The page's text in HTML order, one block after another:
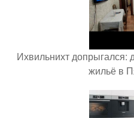
Ихвильнихт
жильё в